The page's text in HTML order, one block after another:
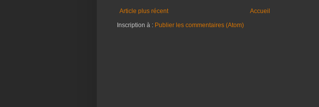
Article plus récent
Accueil
Inscription à : Publier les commentaires (Atom)